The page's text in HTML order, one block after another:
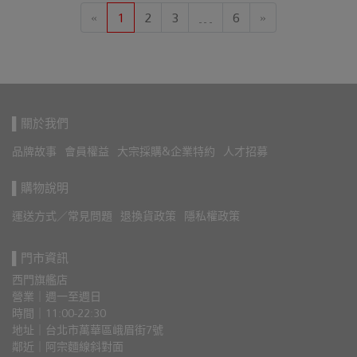
« 1 2 3 … 6 »
▌關於我們
品牌故事 會員權益 大宗採購&企業特約 人才招募
▌購物說明
運送方式／常見問題 退換貨政策 隱私權政策
▌門市資訊
西門旗艦店
營業｜週一至週日
時間｜11:00-22:30
地址｜台北市萬華區峨眉街7號
鄰近｜阿宗麵線斜對面